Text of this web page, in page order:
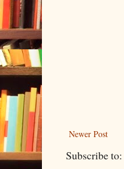
Newer Post
Subscribe to: